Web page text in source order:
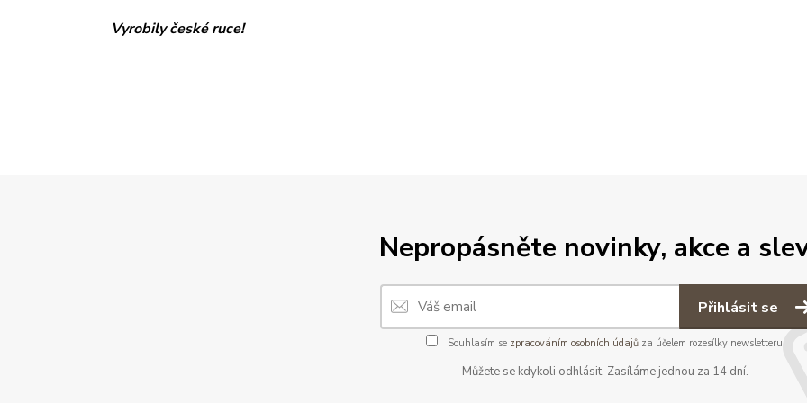
Vyrobily české ruce!
Nepropásněte novinky, akce a
Přihlásit se
Souhlasím se zpracováním osobních údajůza účelem rozesílky newsletteru.
Můžete se kdykoli odhlásit. Zasíláme jednou za 14 dní.